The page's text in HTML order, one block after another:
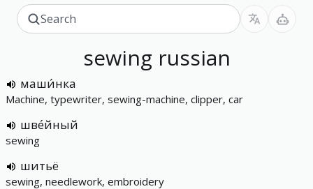
sewing russian
маши́нка
Machine, typewriter, sewing-machine, clipper, car
шве́йный
sewing
шитьё
sewing, needlework, embroidery